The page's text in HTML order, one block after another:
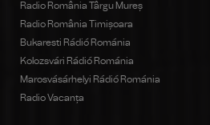
Radio România Târgu Mureș
Radio România Timișoara
Bukaresti Rádió Románia
Kolozsvári Rádió Románia
Marosvásárhelyi Rádió Románia
Radio Vacanța